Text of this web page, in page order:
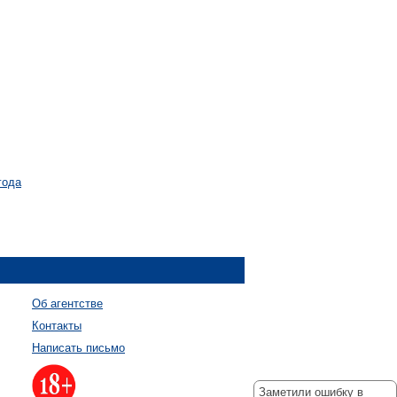
Об агентстве
Контакты
Написать письмо
Заметили ошибку в